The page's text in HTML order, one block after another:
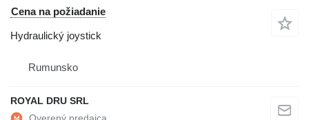
Cena na požiadanie
Hydraulický joystick
Rumunsko
ROYAL DRU SRL